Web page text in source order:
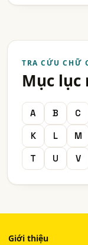
TRA CỨU CHỮ
Mục lục
A B C
K
L M
T
U V
Giới thiệu